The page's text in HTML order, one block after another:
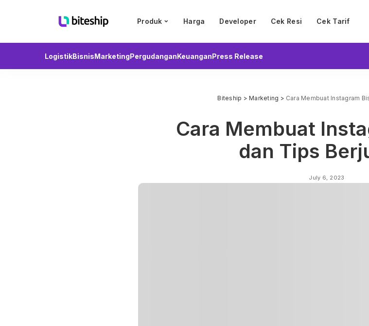
Produk Harga Developer Cek Resi Cek Tarif
LogistikBisnisMarketingPergudanganKeuanganPress Release
Biteship >Marketing > Cara Membuat Instagram
Cara Membuat
dan Tips
July 6, 2023